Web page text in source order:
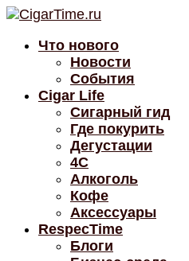
Что нового
Новости
События
Cigar Life
Сигарный гид
Где покурить
Дегустации
4C
Алкоголь
Кофе
Аксессуары
RespecTime
Блоги